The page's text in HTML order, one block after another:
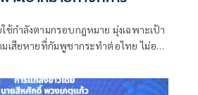
ช้กำลังตามกรอบกฎหมาย มุ่งเฉพาะเป้า
เสียหายที่กัมพูชากระทำต่อไทย ไม่อาจ